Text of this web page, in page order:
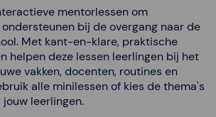
mentorlessen om
bij de overgang naar de
Met kant-en-klare, praktische
helpen deze lessen leerlingen bij het
vakken, docenten, routines en
alle minilessen of kies de thema's
leerlingen.